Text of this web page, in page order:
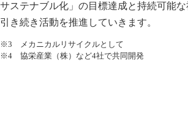
サステナブル化」の目標達成と持続可能な
引き続き活動を推進していきます。
※3 メカニカルリサイクルとして
※4 協栄産業（株）など4社で共同開発